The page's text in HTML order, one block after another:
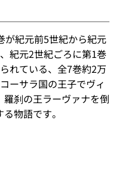
が紀元前5世紀から紀元
紀元2世紀ごろに第1巻
れている、全7巻約2万
ーサラ国の王子でヴィ
刹の王ラーヴァナを倒
物語です。